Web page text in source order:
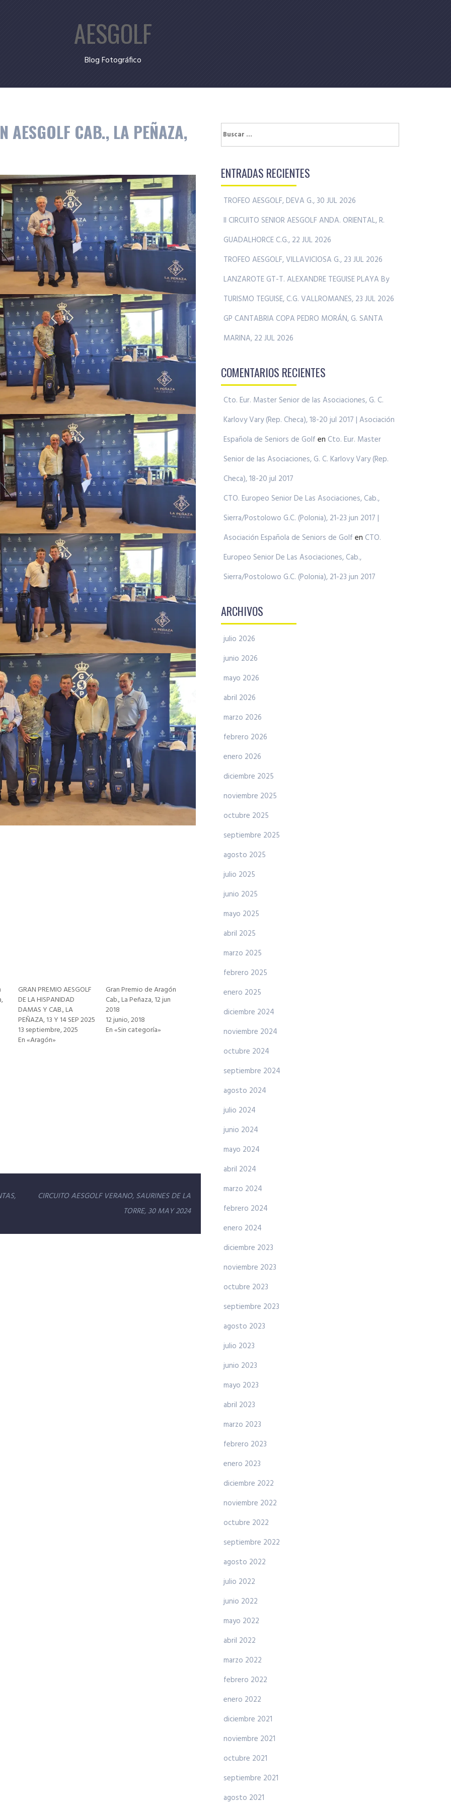
AESGOLF
Blog Fotográfico
AESGOLF CAB., LA PEÑAZA,
GRAN PREMIO AESGOLF
DE LA HISPANIDAD
DAMAS Y CAB., LA
PEÑAZA, 13 Y 14 SEP 2025
13 septiembre, 2025
En «Aragón»
Gran Premio de Aragón
Cab., La Peñaza, 12 jun
2018
12 junio, 2018
En «Sin categoría»
CIRCUITO AESGOLF VERANO, SAURINES DE LA
TORRE, 30 MAY 2024
Buscar:
ENTRADAS RECIENTES
TROFEO AESGOLF, DEVA G., 30 JUL 2026
II CIRCUITO SENIOR AESGOLF ANDA. ORIENTAL, R.
GUADALHORCE C.G., 22 JUL 2026
TROFEO AESGOLF, VILLAVICIOSA G., 23 JUL 2026
LANZAROTE GT-T. ALEXANDRE TEGUISE PLAYA By
TURISMO TEGUISE, C.G. VALLROMANES, 23 JUL 2026
GP CANTABRIA COPA PEDRO MORÁN, G. SANTA
MARINA, 22 JUL 2026
COMENTARIOS RECIENTES
Cto. Eur. Master Senior de las Asociaciones, G. C.
Karlovy Vary (Rep. Checa), 18-20 jul 2017 | Asociación
Española de Seniors de Golf en Cto. Eur. Master
Senior de las Asociaciones, G. C. Karlovy Vary (Rep.
Checa), 18-20 jul 2017
CTO. Europeo Senior De Las Asociaciones, Cab.,
Sierra/Postolowo G.C. (Polonia), 21-23 jun 2017 |
Asociación Española de Seniors de Golf en CTO.
Europeo Senior De Las Asociaciones, Cab.,
Sierra/Postolowo G.C. (Polonia), 21-23 jun 2017
ARCHIVOS
julio 2026
junio 2026
mayo 2026
abril 2026
marzo 2026
febrero 2026
enero 2026
diciembre 2025
noviembre 2025
octubre 2025
septiembre 2025
agosto 2025
julio 2025
junio 2025
mayo 2025
abril 2025
marzo 2025
febrero 2025
enero 2025
diciembre 2024
noviembre 2024
octubre 2024
septiembre 2024
agosto 2024
julio 2024
junio 2024
mayo 2024
abril 2024
marzo 2024
febrero 2024
enero 2024
diciembre 2023
noviembre 2023
octubre 2023
septiembre 2023
agosto 2023
julio 2023
junio 2023
mayo 2023
abril 2023
marzo 2023
febrero 2023
enero 2023
diciembre 2022
noviembre 2022
octubre 2022
septiembre 2022
agosto 2022
julio 2022
junio 2022
mayo 2022
abril 2022
marzo 2022
febrero 2022
enero 2022
diciembre 2021
noviembre 2021
octubre 2021
septiembre 2021
agosto 2021